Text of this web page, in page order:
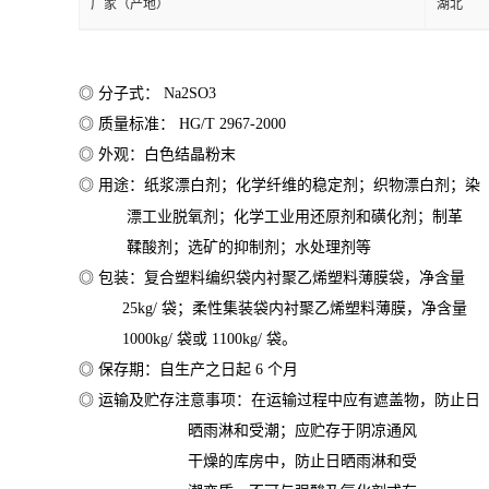
厂家（产地） 湖北
◎ 分子式： Na2SO3
◎ 质量标准： HG/T 2967-2000
◎ 外观：白色结晶粉末
◎ 用途：纸浆漂白剂；化学纤维的稳定剂；织物漂白剂；染
漂工业脱氧剂；化学工业用还原剂和磺化剂；制革
鞣酸剂；选矿的抑制剂；水处理剂等
◎ 包装：复合塑料编织袋内衬聚乙烯塑料薄膜袋，净含量
25kg/ 袋；柔性集装袋内衬聚乙烯塑料薄膜，净含量
1000kg/ 袋或 1100kg/ 袋。
◎ 保存期：自生产之日起 6 个月
◎ 运输及贮存注意事项：在运输过程中应有遮盖物，防止日
晒雨淋和受潮；应贮存于阴凉通风
干燥的库房中，防止日晒雨淋和受